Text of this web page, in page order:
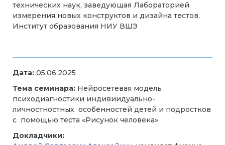
технических наук, заведующая Лабораторией
измерения новых конструктов и дизайна тестов,
Институт образования НИУ ВШЭ
Дата: 05.06.2025
Тема семинара: Нейросетевая модель
психодиагностики индивиидуально-
личностностных особенностей детей и подростков
с помощью теста «Рисунок человека»
Докладчики: